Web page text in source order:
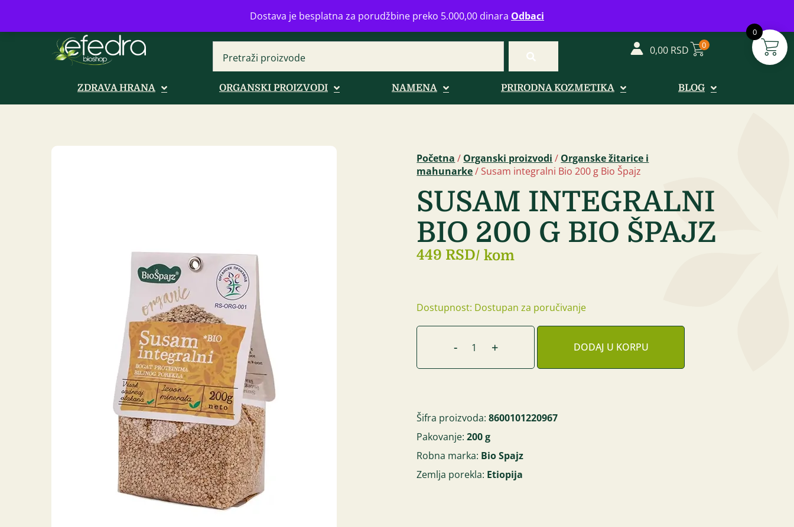
Dostava je besplatna za porudžbine preko 5.000,00 dinara Odbaci
0
Bulevar Mihajla Pupina 16b, Novi Beograd info@zdravahranaonline.rs+381 (0)11 770 39 61Radno vreme: Ponedeljak - Petak od 08-20h
0,00 RSD 0
ZDRAVA HRANA ORGANSKI PROIZVODI NAMENA PRIRODNA KOZMETIKA BLOG
Početna / Organski proizvodi / Organske žitarice i
mahunarke/ Susam integralni Bio 200 g Bio Špajz
SUSAM INTEGRALNI
BIO 200 G BIO ŠPAJZ
449 RSD/ kom
Dostupnost: Dostupan za poručivanje
- + DODAJ U KORPU
Šifra proizvoda:8600101220967
Pakovanje:200 g
Robna marka: Bio Spajz
Zemlja porekla: Etiopija